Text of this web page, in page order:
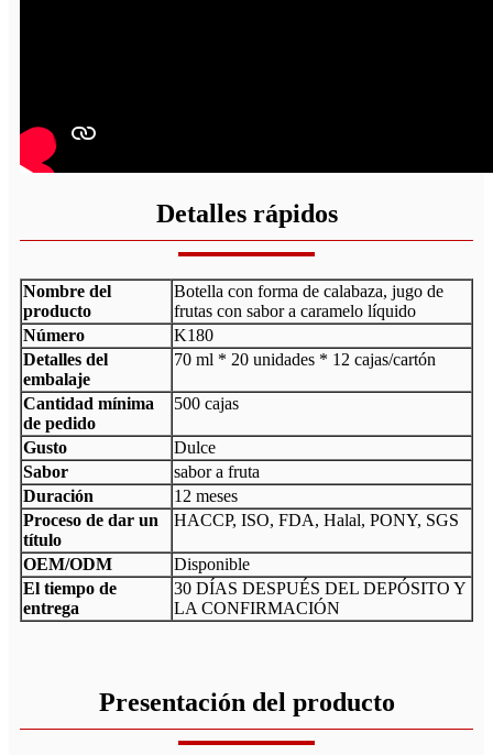
Detalles rápidos
Nombre del
producto
Botella con forma de calabaza, jugo de
frutas con sabor a caramelo líquido
Número
K180
Detalles del
embalaje
70 ml * 20 unidades * 12 cajas/cartón
Cantidad mínima
de pedido
500 cajas
Gusto
Dulce
Sabor
sabor a fruta
Duración
12 meses
Proceso de dar un
título
HACCP, ISO, FDA, Halal, PONY, SGS
OEM/ODM
Disponible
El tiempo de
entrega
30 DÍAS DESPUÉS DEL DEPÓSITO Y
LA CONFIRMACIÓN
Presentación del producto